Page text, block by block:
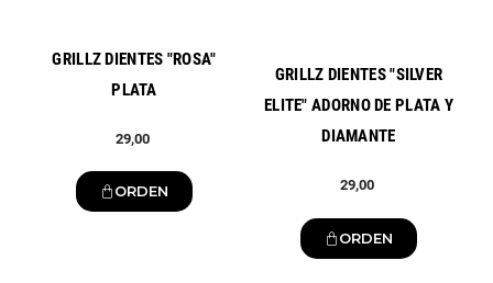
GRILLZ DIENTES "ROSA"
PLATA
29,00
ORDEN
GRILLZ DIENTES "SILVER
ELITE" ADORNO DE PLATA Y
DIAMANTE
29,00
ORDEN